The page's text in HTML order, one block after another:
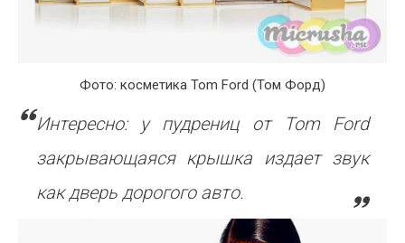
Фото: косметика Tom Ford (Том Форд)
Интересно: у пудрениц от Tom Ford
закрывающаяся крышка издает звук
как дверь дорогого авто.